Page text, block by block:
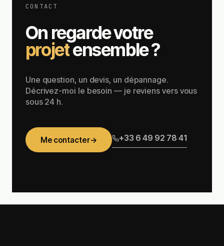
CONTACT
On regarde votre
projetensemble ?
Une question, un devis, un dépannage.
Décrivez-moi le besoin — je reviens vers vous
sous 24 h.
Me contacter→ +33 6 49 92 78 41